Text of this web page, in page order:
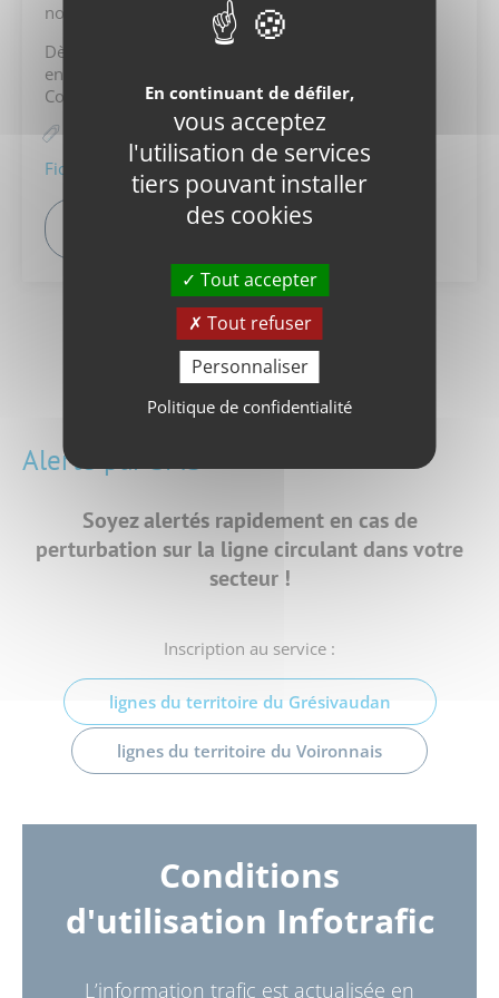
novembre 2026 fin de service.
Dès le 20 avril 2026, de nouveaux horaires entrent
en vigueur sur la ligne 25.
Consultez les horaires détaillés sur L'Appli M.
Plan / Information détaillée :
Fichier_1 (.PDF 226.21 Ko)
Tous les évènements de la ligne
Toute l'infotrafic
Alerte par SMS
Soyez alertés rapidement en cas de
perturbation sur la ligne circulant dans votre
secteur !
Inscription au service :
lignes du territoire du Grésivaudan
lignes du territoire du Voironnais
Conditions
d'utilisation Infotrafic
L’information trafic est actualisée en
En continuant de défiler,
vous acceptez
l'utilisation de services
tiers pouvant installer
des cookies
Tout accepter
Tout refuser
Personnaliser
Politique de confidentialité